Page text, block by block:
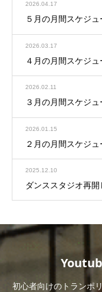
2026.04.17
５月の月間スケジュ
2026.03.17
４月の月間スケジュ
2026.02.11
３月の月間スケジュ
2026.01.15
２月の月間スケジュ
2025.12.10
ダンススタジオ再開
初心者向けのトランポ